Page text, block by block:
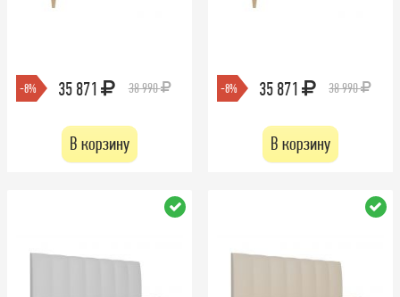
-8% 35 871 38 990
В корзину
-8% 35 871 38 990
В корзину